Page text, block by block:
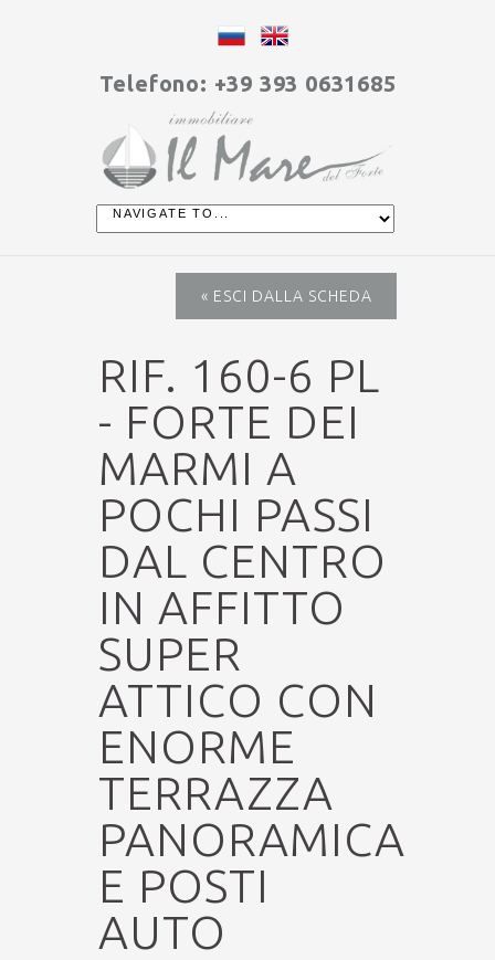
Telefono: +39 393 0631685
« ESCI DALLA SCHEDA
RIF. 160-6 PL
- FORTE DEI
MARMI A
POCHI PASSI
DAL CENTRO
IN AFFITTO
SUPER
ATTICO CON
ENORME
TERRAZZA
PANORAMICA
E POSTI
AUTO